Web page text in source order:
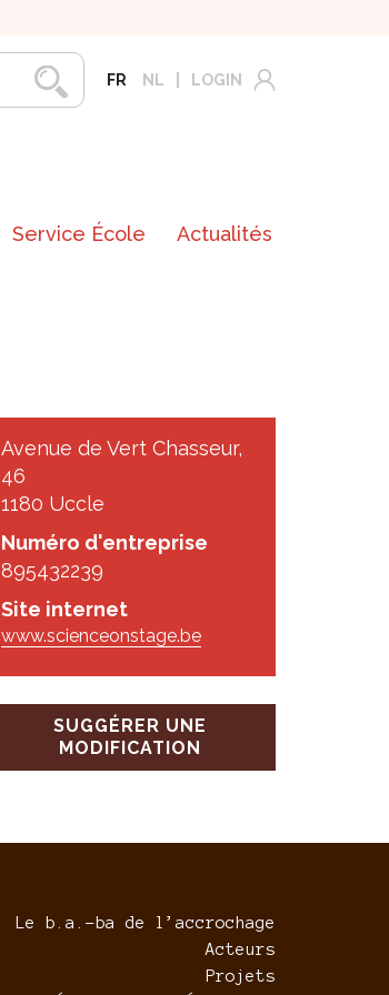
FR NL LOGIN
Service École Actualités
Avenue de Vert Chasseur,
46
1180 Uccle
Numéro d'entreprise
895432239
Site internet
www.scienceonstage.be
SUGGÉRER UNE
MODIFICATION
Le b.a.-ba de l’accrochage
Acteurs
Projets